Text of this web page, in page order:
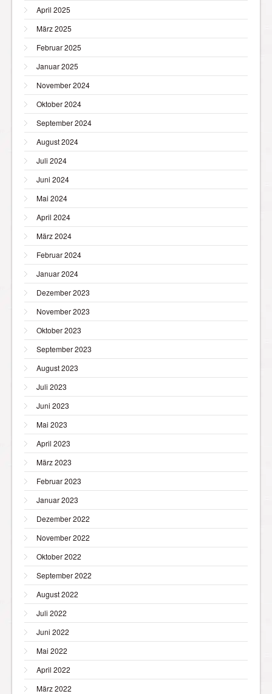
April 2025
März 2025
Februar 2025
Januar 2025
November 2024
Oktober 2024
September 2024
August 2024
Juli 2024
Juni 2024
Mai 2024
April 2024
März 2024
Februar 2024
Januar 2024
Dezember 2023
November 2023
Oktober 2023
September 2023
August 2023
Juli 2023
Juni 2023
Mai 2023
April 2023
März 2023
Februar 2023
Januar 2023
Dezember 2022
November 2022
Oktober 2022
September 2022
August 2022
Juli 2022
Juni 2022
Mai 2022
April 2022
März 2022